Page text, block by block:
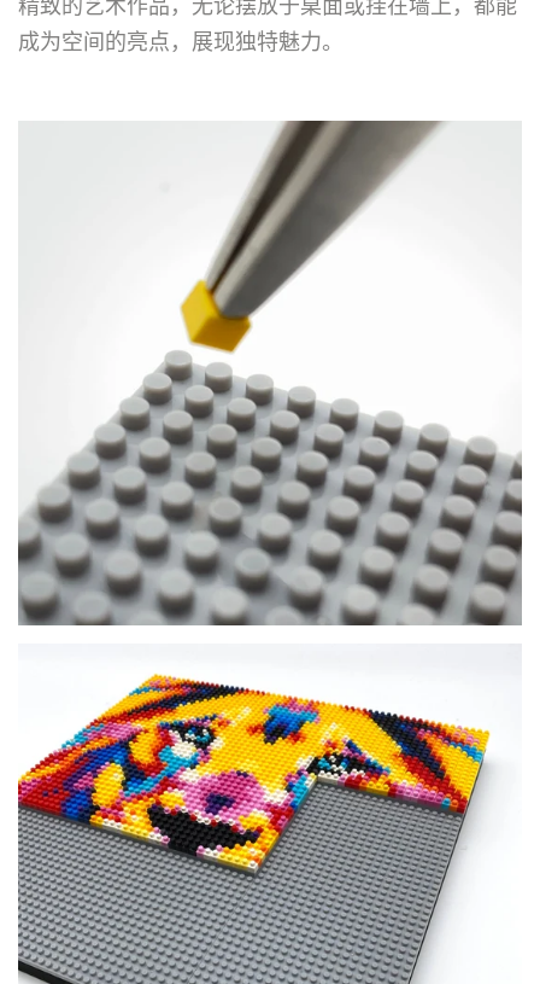
精致的艺术作品，无论摆放于桌面或挂在墙上，都能
成为空间的亮点，展现独特魅力。